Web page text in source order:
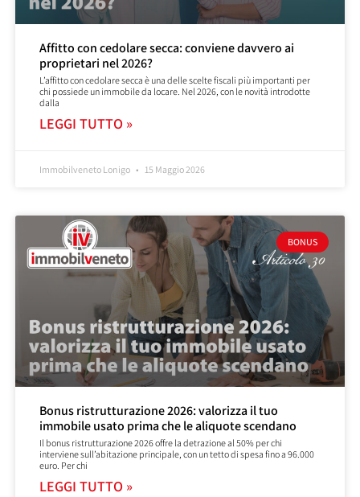
Affitto con cedolare secca: conviene davvero ai
proprietari nel 2026?
L’affitto con cedolare secca è una delle scelte fiscali più importanti per
chi possiede un immobile da locare. Nel 2026, con le novità introdotte
dalla
LEGGI TUTTO »
Immobilveneto Lonigo 15 Maggio 2026
BONUS
Bonus ristrutturazione 2026: valorizza il tuo
immobile usato prima che le aliquote scendano
Il bonus ristrutturazione 2026 offre la detrazione al 50% per chi
interviene sull’abitazione principale, con un tetto di spesa fino a 96.000
euro. Per chi
LEGGI TUTTO »